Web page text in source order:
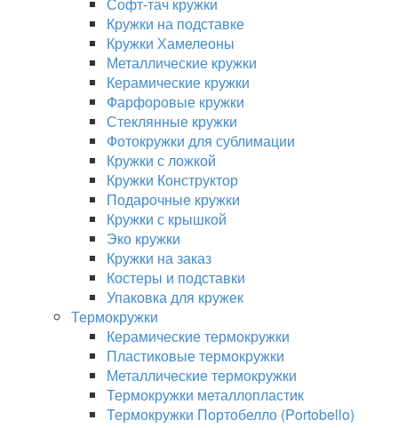
Кружки на подставке
Кружки Хамелеоны
Металлические кружки
Керамические кружки
Фарфоровые кружки
Стеклянные кружки
Фотокружки для сублимации
Кружки с ложкой
Кружки Конструктор
Подарочные кружки
Кружки с крышкой
Эко кружки
Кружки на заказ
Костеры и подставки
Упаковка для кружек
Термокружки
Керамические термокружки
Пластиковые термокружки
Металлические термокружки
Термокружки металлопластик
Термокружки Портобелло (Portobello)